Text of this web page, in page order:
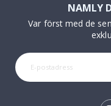
NAMLY
Var först med de